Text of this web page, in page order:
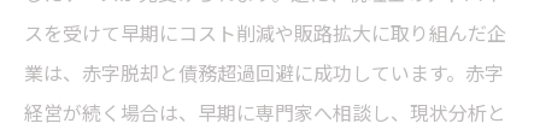
スを受けて早期にコスト削減や販路拡大に取り組んだ企
業は、赤字脱却と債務超過回避に成功しています。赤字
経営が続く場合は、早期に専門家へ相談し、現状分析と